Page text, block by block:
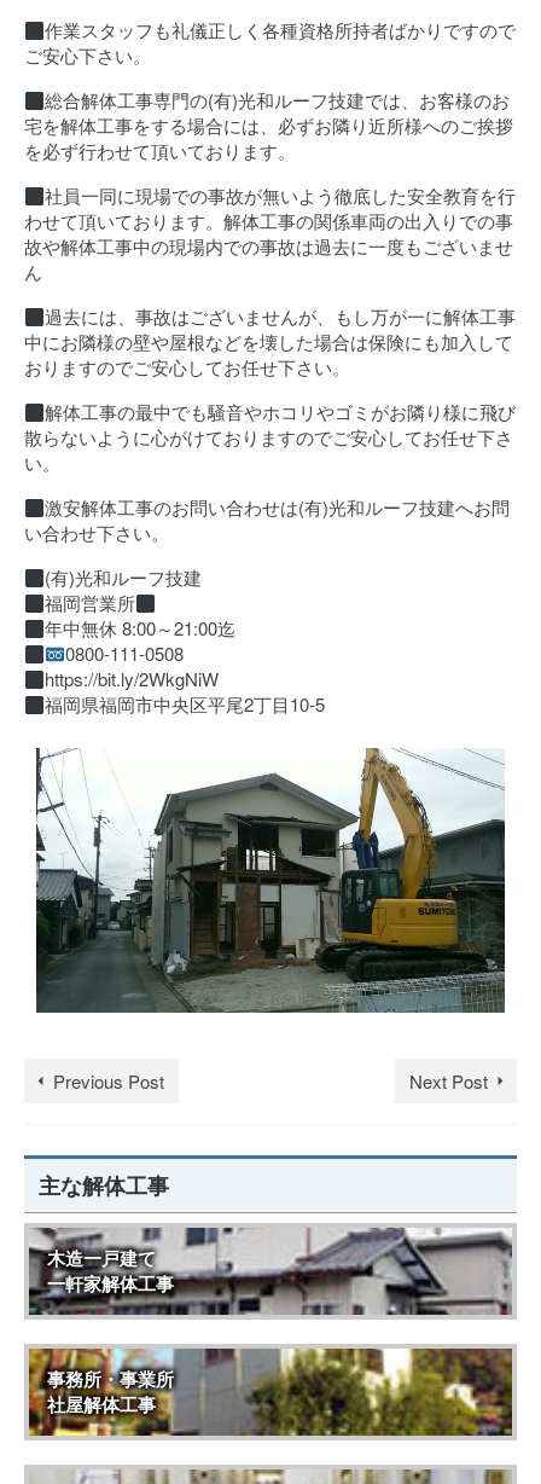
作業スタッフも礼儀正しく各種資格所持者ばかりですので
ご安心下さい。
総合解体工事専門の(有)光和ルーフ技建では、お客様のお
宅を解体工事をする場合には、必ずお隣り近所様へのご挨拶
を必ず行わせて頂いております。
社員一同に現場での事故が無いよう徹底した安全教育を行
わせて頂いております。解体工事の関係車両の出入りでの事
故や解体工事中の現場内での事故は過去に一度もございませ
ん
過去には、事故はございませんが、もし万が一に解体工事
中にお隣様の壁や屋根などを壊した場合は保険にも加入して
おりますのでご安心してお任せ下さい。
解体工事の最中でも騒音やホコリやゴミがお隣り様に飛び
散らないように心がけておりますのでご安心してお任せ下さ
い。
激安解体工事のお問い合わせは(有)光和ルーフ技建へお問
い合わせ下さい。
(有)光和ルーフ技建
福岡営業所
年中無休 8:00～21:00迄
0800-111-0508
https://bit.ly/2WkgNiW
福岡県福岡市中央区平尾2丁目10-5
Previous Post Next Post
主な解体工事
木造一戸建て
一軒家解体工事
事務所・事業所
社屋解体工事